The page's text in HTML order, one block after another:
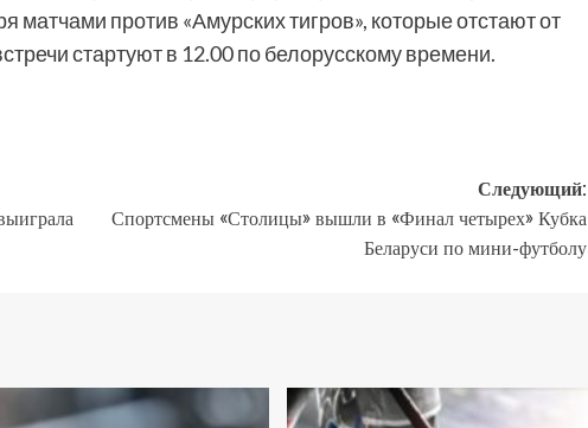
матчами против «Амурских тигров», которые отстают от
стартуют в 12.00 по белорусскому времени.
Следующий:
Спортсмены «Столицы» вышли в «Финал четырех» Кубка
Беларуси по мини-футболу